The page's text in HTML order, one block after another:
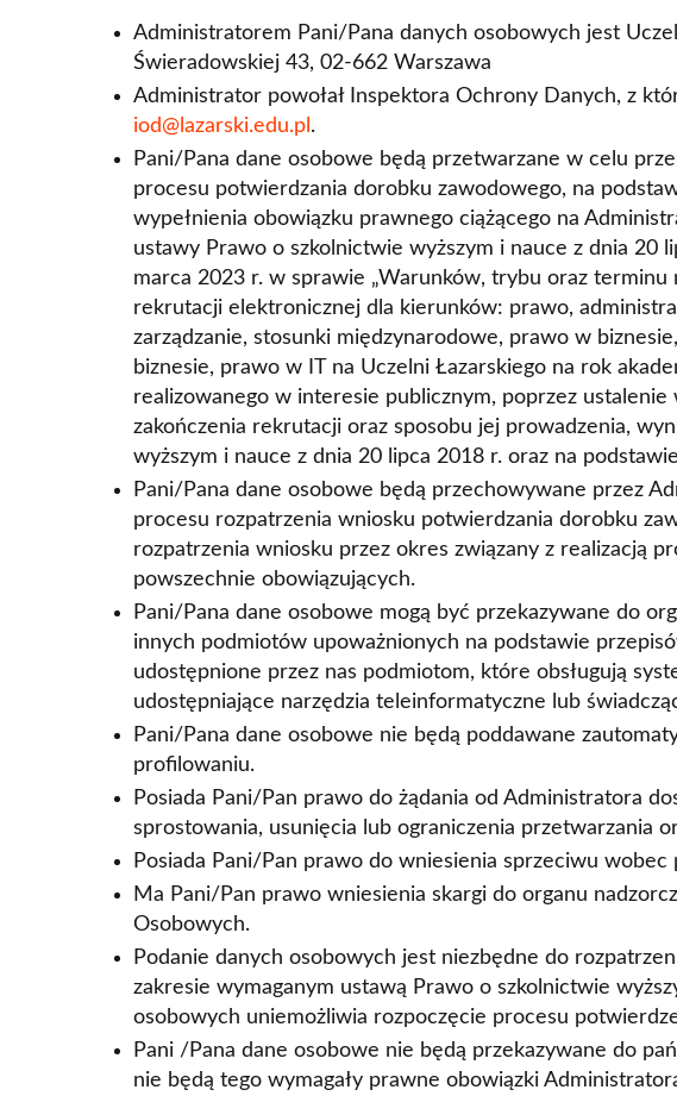
Administratorem Pani/Pana danych osobowych jest
Świeradowskiej 43, 02-662 Warszawa
Administrator powołał Inspektora Ochrony Danych, z
iod@lazarski.edu.pl .
Pani/Pana dane osobowe będą przetwarzane w celu
procesu potwierdzania dorobku zawodowego, na
wypełnienia obowiązku prawnego ciążącego na
ustawy Prawo o szkolnictwie wyższym i nauce z dnia 20
marca 2023 r. w sprawie „Warunków, trybu oraz
rekrutacji elektronicznej dla kierunków: prawo,
zarządzanie, stosunki międzynarodowe, prawo w
biznesie, prawo w IT na Uczelni Łazarskiego na rok
realizowanego w interesie publicznym, poprzez
zakończenia rekrutacji oraz sposobu jej prowadzenia,
wyższym i nauce z dnia 20 lipca 2018 r. oraz na
Pani/Pana dane osobowe będą przechowywane przez
procesu rozpatrzenia wniosku potwierdzania dorobku
rozpatrzenia wniosku przez okres związany z realizacją
powszechnie obowiązujących.
Pani/Pana dane osobowe mogą być przekazywane do
innych podmiotów upoważnionych na podstawie
udostępnione przez nas podmiotom, które obsługują
udostępniające narzędzia teleinformatyczne lub
Pani/Pana dane osobowe nie będą poddawane
profilowaniu.
Posiada Pani/Pan prawo do żądania od Administratora
sprostowania, usunięcia lub ograniczenia przetwarzania
Posiada Pani/Pan prawo do wniesienia sprzeciwu
Ma Pani/Pan prawo wniesienia skargi do organu
Osobowych.
Podanie danych osobowych jest niezbędne do
zakresie wymaganym ustawą Prawo o szkolnictwie
osobowych uniemożliwia rozpoczęcie procesu
Pani /Pana dane osobowe nie będą przekazywane do
nie będą tego wymagały prawne obowiązki